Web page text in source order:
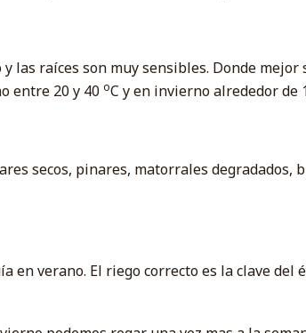
las raíces son muy sensibles. Donde
entre 20 y 40 oC y en invierno alrededor de
secos, pinares, matorrales degradados,
en verano. El riego correcto es la clave